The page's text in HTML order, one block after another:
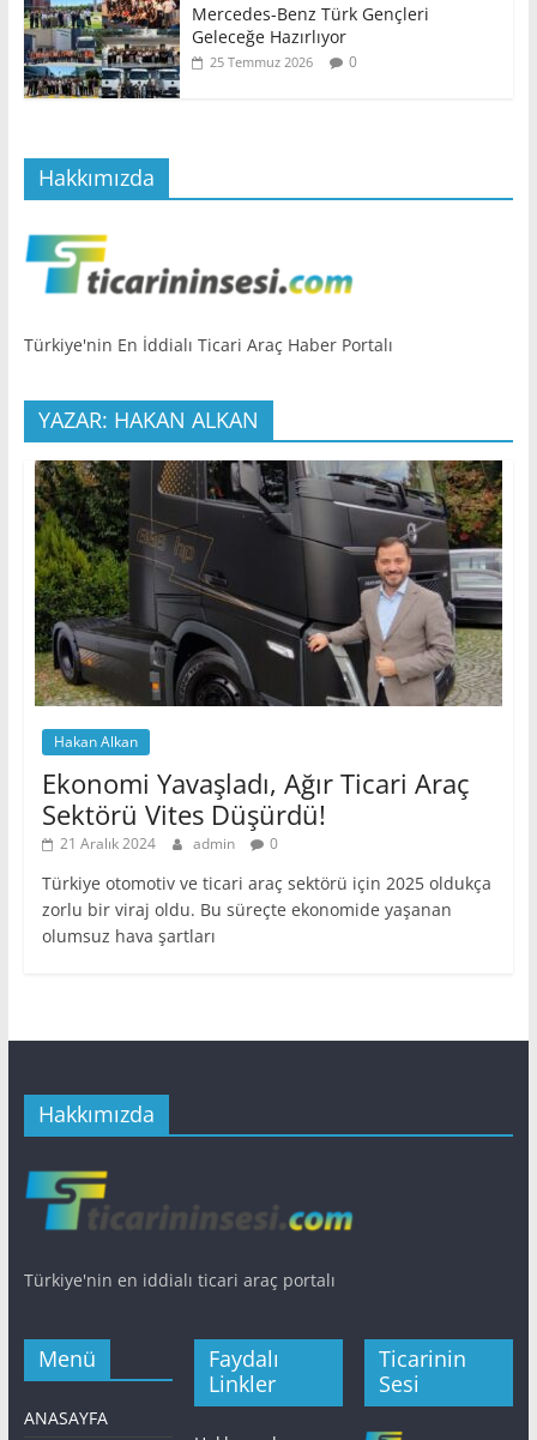
Mercedes-Benz Türk Gençleri
Geleceğe Hazırlıyor
25 Temmuz 2026 0
Hakkımızda
Türkiye'nin En İddialı Ticari Araç Haber Portalı
YAZAR: HAKAN ALKAN
Hakan Alkan
Ekonomi Yavaşladı, Ağır Ticari Araç
Sektörü Vites Düşürdü!
21 Aralık 2024 admin 0
Türkiye otomotiv ve ticari araç sektörü için 2025 oldukça
zorlu bir viraj oldu. Bu süreçte ekonomide yaşanan
olumsuz hava şartları
Hakkımızda
Türkiye'nin en iddialı ticari araç portalı
Menü
ANASAYFA
Faydalı
Linkler
Ticarinin
Sesi